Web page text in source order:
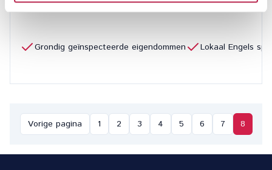
Grondig geïnspecteerde eigendommen Lokaal Engels
Vorige pagina 1 2 3 4 5 6 7 8